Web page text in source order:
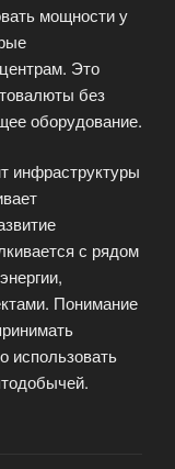
мощности у
Это
без
оборудование.
инфраструктуры
с рядом
Понимание
использовать